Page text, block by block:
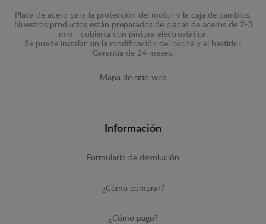
Placa de acero para la protección del motor y la caja de cambios.
Nuestros productos están preparados de placas de aceros de 2-3
mm - cubierta con pintura electrostática.
Se puede instalar sin la modificación del coche y el bastidor.
Garantía de 24 meses.
Mapa de sitio web
Información
Formulario de devolución
¿Cómo comprar?
¿Cómo pago?